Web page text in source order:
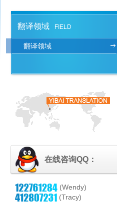
翻译领域 FIELD
翻译领域
在线咨询QQ：
(Wendy)
(Tracy)